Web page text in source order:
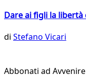
Dare ai figli la libertà
di Stefano Vicari
Abbonati ad Avvenire